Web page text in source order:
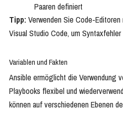
Paaren definiert
Tipp: Verwenden Sie Code-
Visual Studio Code, um Syntaxfehler
Variablen und Fakten
Ansible ermöglicht die Verwendung
Playbooks flexibel und
können auf verschiedenen Ebenen